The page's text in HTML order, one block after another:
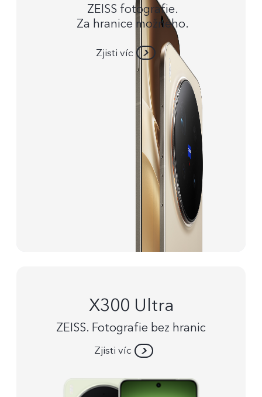
ZEISS fotografie.
Za hranice možného.
Zjisti víc
X300 Ultra
ZEISS. Fotografie bez hranic
Zjisti víc